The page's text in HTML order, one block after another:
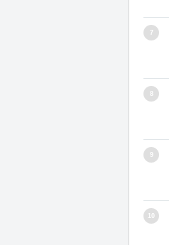
7
8
9
10